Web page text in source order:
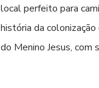
local perfeito para
história da
do Menino Jesus, com